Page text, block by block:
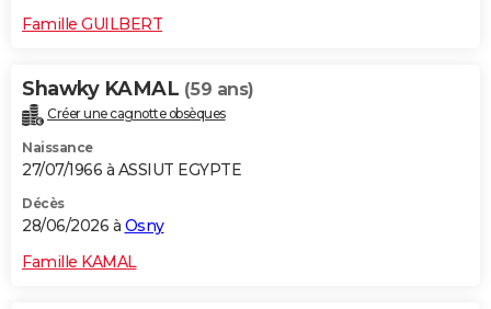
Famille GUILBERT
Shawky KAMAL (59 ans)
Créer une cagnotte obsèques
Naissance
27/07/1966 à ASSIUT EGYPTE
Décès
28/06/2026 à Osny
Famille KAMAL